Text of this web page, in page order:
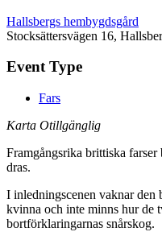
Hallsbergs hembygdsgård
Stocksättersvägen 16,
Event Type
Fars
Karta Otillgänglig
Framgångsrika brittiska
dras.
I inledningscenen vaknar den
kvinna och inte minns hur de
bortförklaringarnas snårskog.